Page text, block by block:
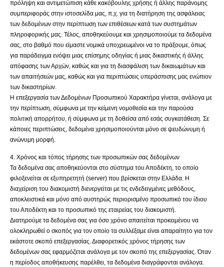
πρόληψη και αντιμετώπιση κάθε κακόβουλης χρήσης ή άλλης παράνομης
συμπεριφοράς στην ιστοσελίδα μας, π.χ. για τη διατήρηση της ασφάλειας
των δεδομένων στην περίπτωση των επιθέσεων κατά των συστημάτων
πληροφορικής μας. Τέλος, αποθηκεύουμε και χρησιμοποιούμε τα δεδομένα
σας, στο βαθμό που είμαστε νομικά υποχρεωμένοι να το πράξουμε, όπως
για παράδειγμα ενόψει μιας επίσημης οδηγίας ή μιας δικαστικής ή άλλης
απόφασης των Αρχών, καθώς και για τη διασφάλιση των δικαιωμάτων και
των απαιτήσεών μας, καθώς και για περιπτώσεις υπεράσπισης μας ενώπιον
των δικαστηρίων.
Η επεξεργασία των Δεδομένων Προσωπικού Χαρακτήρα γίνεται, ανάλογα με
την περίπτωση, σύμφωνα με την κείμενη νομοθεσία και την παρούσα
πολιτική απορρήτου, ή σύμφωνα με τη δοθείσα από εσάς συγκατάθεση. Σε
κάποιες περιπτώσεις, δεδομένα χρησιμοποιούνται μόνο σε ψευδώνυμη ή
ανώνυμη μορφή.
4. Χρόνος και τόπος τήρησης των προσωπικών σας δεδομένων
Τα δεδομένα σας αποθηκεύονται στο σύστημα του Αποδέκτη, το οποίο
φιλοξενείται σε εξυπηρετητή (server) που βρίσκεται στην Ελλάδα. Η
διαχείριση του διακομιστή διενεργείται με τις ενδεδειγμένες μεθόδους,
αποκλειστικά και μόνο από αυστηρώς περιορισμένο προσωπικό του ίδιου
του Αποδέκτη και το προσωπικό της εταιρείας του διακομιστή.
Διατηρούμε τα δεδομένα σας για όσο χρόνο απαιτείται προκειμένου να
ολοκληρωθεί ο σκοπός για τον οποίο τα συλλέξαμε είναι απαραίτητο για τον
εκάστοτε σκοπό επεξεργασίας. Διαφορετικός χρόνος τήρησης των
δεδομένων σας εφαρμόζεται ανάλογα με τον σκοπό της επεξεργασίας. Όταν
η περίοδος αποθήκευσης παρέλθει, τα δεδομένα διαγράφονται ανάλογα.